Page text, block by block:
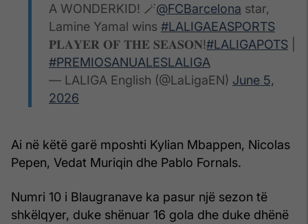
A WONDERKID! 🪄@FCBarcelona star,
Lamine Yamal wins #LALIGAEASPORTS
𝐏𝐋𝐀𝐘𝐄𝐑 𝐎𝐅 𝐓𝐇𝐄 𝐒𝐄𝐀𝐒𝐎𝐍!#LALIGAPOTS
#PREMIOSANUALESLALIGA
— LALIGA English (@LaLigaEN) June 5,
2026
Ai në këtë garë mposhti Kylian Mbappen, Nicolas
Pepen, Vedat Muriqin dhe Pablo Fornals.
Numri 10 i Blaugranave ka pasur një sezon të
shkëlqyer, duke shënuar 16 gola dhe duke dhënë